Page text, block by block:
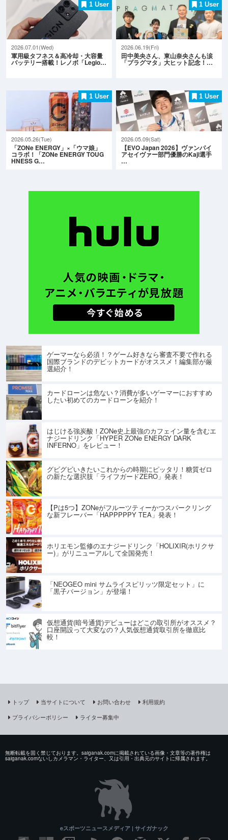
1 User
2026.07.01(Wed)
軍用級タフネス＆高冷却・大容量
バッテリー搭載！レノボ「Legio…
1 User
2026.06.19(Fri)
田中美央さん、東山奈央さんも涙
「プラグマタ」大ヒット記念！…
1 User
2026.05.26(Tue)
「ZONe ENERGY」×「ウマ娘」
コラボ！「ZONe ENERGY TOUG
HNESS G…
1 User
2026.05.09(Sat)
【EVO Japan 2026】ヴァンパイ
アセイヴァー部門優勝のKaji選手
…
ゲーマーなら必須！？ゲーム好きなら審査不要で作れる
国際ブランドのデビットカードがオススメ！編集部が厳
選紹介！
カードローンは危ない？消費が多いゲーマーにおすすめ
したい初めてのカードローンを紹介！
はじける強炭酸！ZONe史上最強のカフェイン量を含むエ
ナジードリンク「HYPER ZONe ENERGY DARK
INFERNO」をレビュー！
グビグビいきたいこれからの時期にピッタリ！糖質ゼロ
の新たな選択肢「ライフガードZERO」発表！
【Pは5つ】ZONeがフルーツティーかつスパークリング
な新フレーバー「HAPPPPPY TEA」発表！
ホリエモン監修のエナジードリンク「HOLIXIR(ホリクサ
ー)」がリニューアルして全国発売！
「NEOGEO mini サムライスピリッツ限定セット」に
「黒子バージョン」が登場！
仮想通貨(暗号通貨)デビューはどこの取引所がオススメ？
口座開設って大変なの？人気仮想通貨取引所を徹底比
較！
トップ 当サイトについて お問い合わせ
利用規約
プライバシーポリシー
ライター募集中
無断転載を固く禁じております。saiganak.comに掲載されている画像・文章等の著作権は
saiganak.comないしカメラマン・ライター、又は引用・出典元のサイトに帰属されます。
eスポーツニュースメディア | サイガナック